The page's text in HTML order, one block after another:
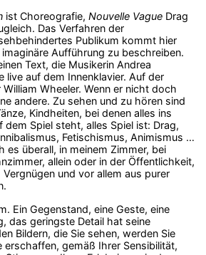
ist Choreografie, Nouvelle Vague Drag
Das Verfahren der
Publikum kommt hier
Aufführung zu beschreiben.
Text, die Musikerin Andrea
live auf dem Innenklavier. Auf der
Wheeler. Wenn er nicht doch
andere. Zu sehen und zu hören sind
Kindheiten, bei denen alles ins
dem Spiel steht, alles Spiel ist: Drag,
Fetischismus, Animismus …
es überall, in meinem Zimmer, bei
allein oder in der Öffentlichkeit,
und vor allem aus purer
Ein Gegenstand, eine Geste, eine
das geringste Detail hat seine
Bildern, die Sie sehen, werden Sie
gemäß Ihrer Sensibilität,